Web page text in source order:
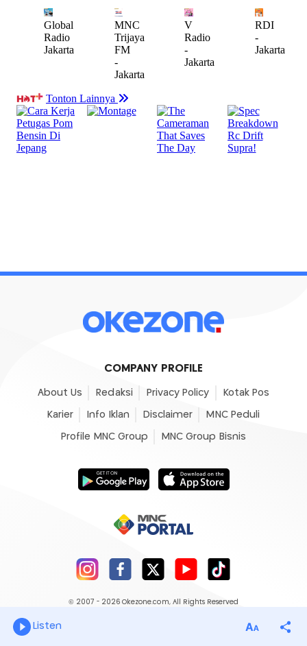
COMPANY PROFILE
About Us Redaksi Privacy Policy Kotak Pos
Karier Info Iklan Disclaimer MNC Peduli
Profile MNC Group MNC Group Bisnis
© 2007 - 2026 Okezone.com, All Rights Reserved
Listen